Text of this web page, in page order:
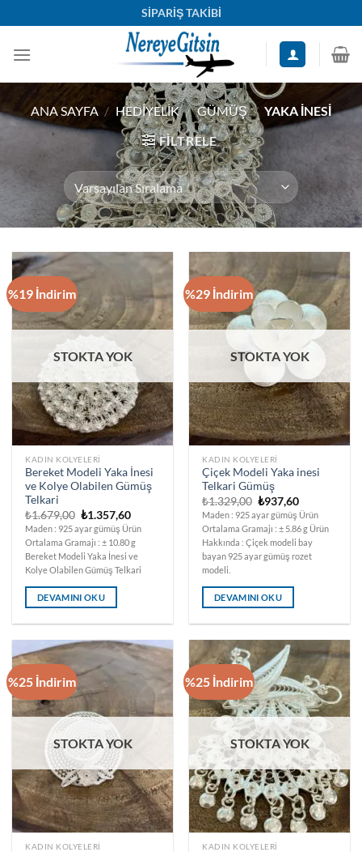
atla
SİPARİŞ TAKİBİ
ANA SAYFA / HEDIYELIK / GÜMÜŞ / YAKA İNESI
FILTRELE
%19 İndirim
STOKTA YOK
KADIN KOLYELERI
Bereket Modeli Yaka İnesi
ve Kolye Olabilen Gümüş
Telkari
₺1.679,00 Orijinal
fiyat:
₺1.679,00.
₺1.357,60Şu
andaki
fiyat:
₺1.357,60.
Maden : 925 ayar gümüş Ürün
Ortalama Gramajı : ± 10.80 g
Bereket Modeli Yaka İnesi ve
Kolye Olabilen Gümüş Telkari
DEVAMINI OKU
%29 İndirim
STOKTA YOK
KADIN KOLYELERI
Çiçek Modeli Yaka inesi
Telkari Gümüş
₺1.329,00 Orijinal
fiyat:
₺1.329,00.
₺937,60Şu
andaki
fiyat:
₺937,60.
Maden : 925 ayar gümüş Ürün
Ortalama Gramajı : ± 5.86 g Ürün
Hakkında : Çiçek modeli bay
bayan 925 ayar gümüş rozet
modeli.
DEVAMINI OKU
%25 İndirim
STOKTA YOK
KADIN KOLYELERI
%25 İndirim
STOKTA YOK
KADIN KOLYELERI